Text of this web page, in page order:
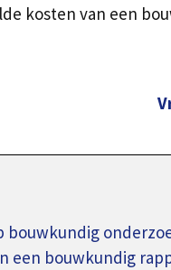
kosten van een
bouwkundig
een bouwkundig